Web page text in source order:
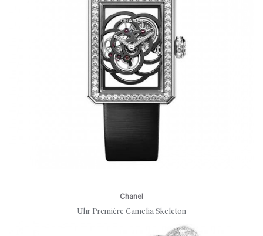
Chanel
Uhr Première Camelia Skeleton